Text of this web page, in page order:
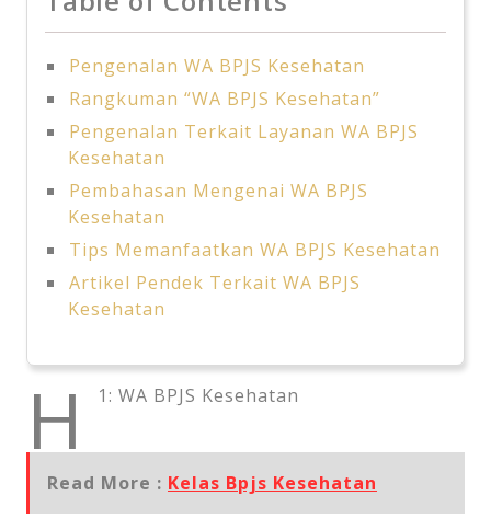
Pengenalan WA BPJS Kesehatan
Rangkuman “WA BPJS Kesehatan”
Pengenalan Terkait Layanan WA BPJS
Kesehatan
Pembahasan Mengenai WA BPJS
Kesehatan
Tips Memanfaatkan WA BPJS Kesehatan
Artikel Pendek Terkait WA BPJS
Kesehatan
H 1: WA BPJS Kesehatan
Read More : Kelas Bpjs Kesehatan